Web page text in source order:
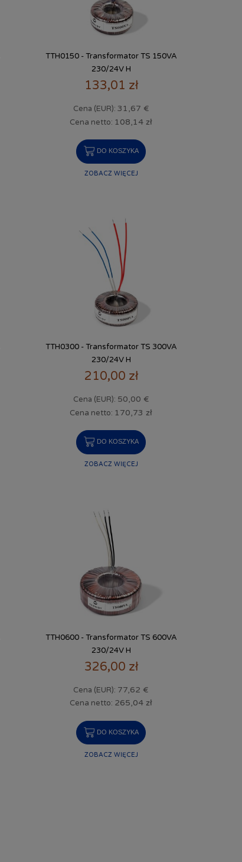
TTH0150 - Transformator TS 150VA
230/24V H
133,01 zł
Cena (EUR): 31,67 €
Cena netto: 108,14 zł
DO KOSZYKA
ZOBACZ WIĘCEJ
TTH0300 - Transformator TS 300VA
230/24V H
210,00 zł
Cena (EUR): 50,00 €
Cena netto: 170,73 zł
DO KOSZYKA
ZOBACZ WIĘCEJ
TTH0600 - Transformator TS 600VA
230/24V H
326,00 zł
Cena (EUR): 77,62 €
Cena netto: 265,04 zł
DO KOSZYKA
ZOBACZ WIĘCEJ